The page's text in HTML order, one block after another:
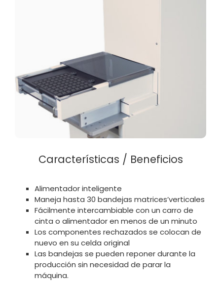
Características / Beneficios
Alimentador inteligente
Maneja hasta 30 bandejas matrices’verticales
Fácilmente intercambiable con un carro de
cinta o alimentador en menos de un minuto
Los componentes rechazados se colocan de
nuevo en su celda original
Las bandejas se pueden reponer durante la
producción sin necesidad de parar la
máquina.